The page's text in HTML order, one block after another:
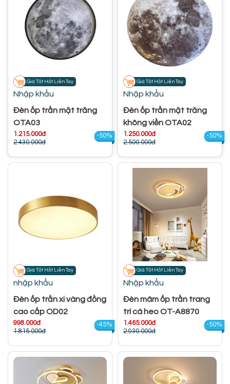
Giá Tốt Hốt Liền Tay
Nhập khẩu
Đèn ốp trần mặt trăng
OTA03
1.215.000đ
2.430.000đ
-50%
Giá Tốt Hốt Liền Tay
Nhập khẩu
Đèn ốp trần mặt trăng
không viền OTA02
1.250.000đ
2.500.000đ
-50%
Giá Tốt Hốt Liền Tay
nhập khẩu
Đèn ốp trần xi vàng đồng
cao cấp OD02
998.000đ
1.815.000đ
-45%
Giá Tốt Hốt Liền Tay
Nhập khẩu
Đèn mâm ốp trần trang
trí cá heo OT-A8870
1.465.000đ
2.930.000đ
-50%